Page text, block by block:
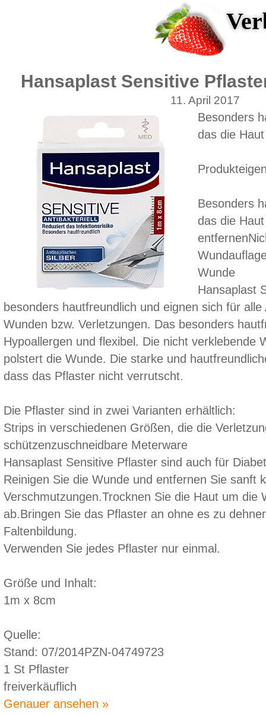
Hansaplast Sensitive
11. April 2017
Besonders
das die
Besonders
das die
Wunde
Hansaplast
besonders hautfreundlich und eignen sich für
Wunden bzw. Verletzungen. Das besonders
Hypoallergen und flexibel. Die nicht verklebende
polstert die Wunde. Die starke und
dass das Pflaster nicht verrutscht.
Die Pflaster sind in zwei Varianten erhältlich:
Strips in verschiedenen Größen, die die
schützenzuschneidbare Meterware
Hansaplast Sensitive Pflaster sind auch für
Reinigen Sie die Wunde und entfernen Sie sanft
Verschmutzungen.Trocknen Sie die Haut um die
ab.Bringen Sie das Pflaster an ohne es zu
Faltenbildung.
Verwenden Sie jedes Pflaster nur einmal.
Größe und Inhalt:
1m x 8cm
Quelle:
Stand: 07/2014PZN-04749723
1 St Pflaster
freiverkäuflich
Genauer ansehen »